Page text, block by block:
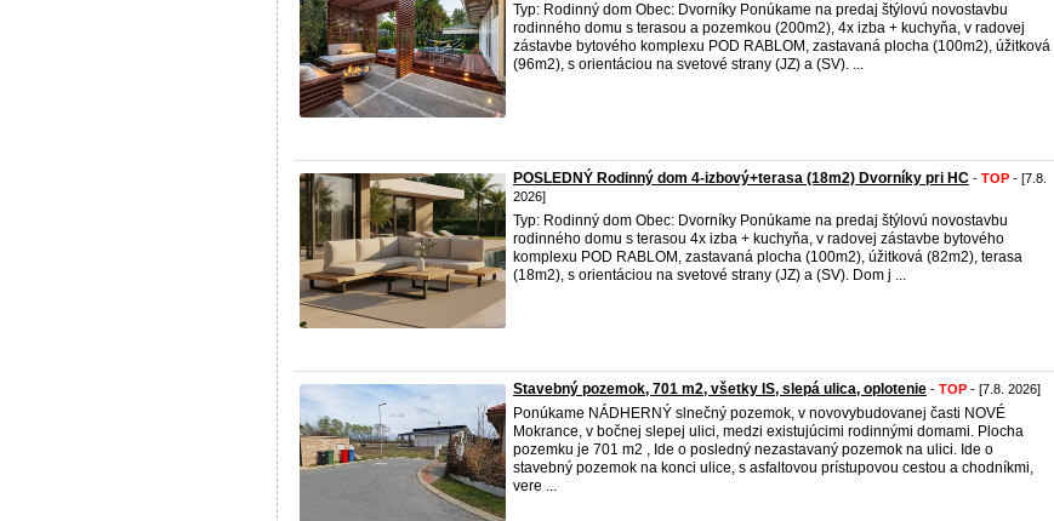
Typ: Rodinný dom Obec: Dvorníky Ponúkame na predaj štýlovú novostavbu
rodinného domu s terasou a pozemkou (200m2), 4x izba + kuchyňa, v radovej
zástavbe bytového komplexu POD RABLOM, zastavaná plocha (100m2), úžitková
(96m2), s orientáciou na svetové strany (JZ) a (SV). ...
POSLEDNÝ Rodinný dom 4-izbový+terasa (18m2) Dvorníky pri HC - TOP - [7.8.
2026]
Typ: Rodinný dom Obec: Dvorníky Ponúkame na predaj štýlovú novostavbu
rodinného domu s terasou 4x izba + kuchyňa, v radovej zástavbe bytového
komplexu POD RABLOM, zastavaná plocha (100m2), úžitková (82m2), terasa
(18m2), s orientáciou na svetové strany (JZ) a (SV). Dom j ...
Stavebný pozemok, 701 m2, všetky IS, slepá ulica, oplotenie - TOP - [7.8. 2026]
Ponúkame NÁDHERNÝ slnečný pozemok, v novovybudovanej časti NOVÉ
Mokrance, v bočnej slepej ulici, medzi existujúcimi rodinnými domami. Plocha
pozemku je 701 m2 , Ide o posledný nezastavaný pozemok na ulici. Ide o
stavebný pozemok na konci ulice, s asfaltovou prístupovou cestou a chodníkmi,
vere ...